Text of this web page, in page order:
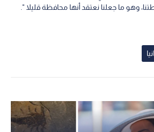
وهو ما جعلنا نعتقد أنها محافظة قليلا ".